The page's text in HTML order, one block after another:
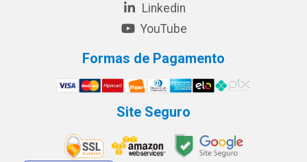
Linkedin
YouTube
Formas de Pagamento
Site Seguro